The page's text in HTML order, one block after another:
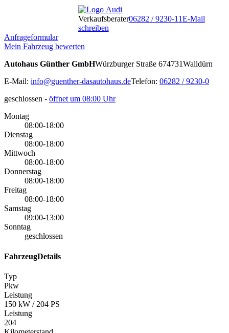
Verkaufsberater06282 / 9230-11E-Mail
schreiben
Anfrageformular
Mein Fahrzeug bewerten
Autohaus Günther GmbHWürzburger Straße 674731Walldürn
E-Mail: info@guenther-dasautohaus.deTelefon: 06282 / 9230-0
geschlossen - öffnet um 08:00 Uhr
Montag
08:00-18:00
Dienstag
08:00-18:00
Mittwoch
08:00-18:00
Donnerstag
08:00-18:00
Freitag
08:00-18:00
Samstag
09:00-13:00
Sonntag
geschlossen
FahrzeugDetails
Typ
Pkw
Leistung
150 kW / 204 PS
Leistung
204